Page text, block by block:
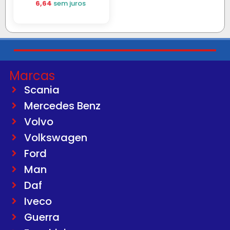
6,64 sem juros
Marcas
Scania
Mercedes Benz
Volvo
Volkswagen
Ford
Man
Daf
Iveco
Guerra